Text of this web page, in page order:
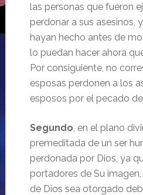
las personas que fueron
perdonar a sus asesinos,
hayan hecho antes de
lo puedan hacer ahora
Por consiguiente, no
esposas perdonen a los
esposos por el pecado
Segundo, en el plano
premeditada de un ser
perdonada por Dios, ya
portadores de Su
de Dios sea otorgado